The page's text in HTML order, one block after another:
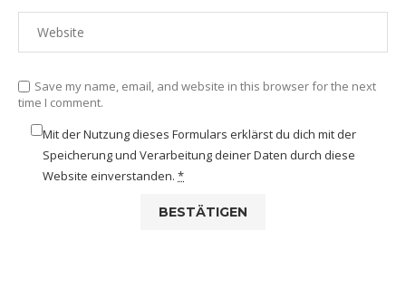
Save my name, email, and website in this browser for the next
time I comment.
Mit der Nutzung dieses Formulars erklärst du dich mit der
Speicherung und Verarbeitung deiner Daten durch diese
Website einverstanden. *